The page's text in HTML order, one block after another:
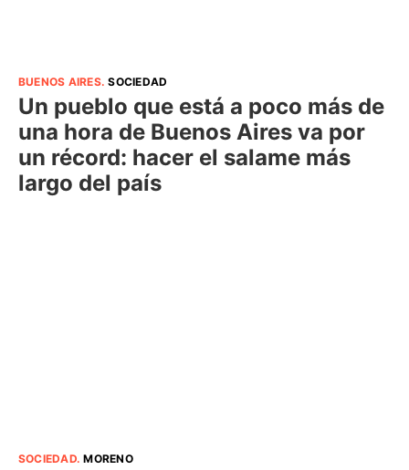
BUENOS AIRES.SOCIEDAD
Un pueblo que está a poco más de
una hora de Buenos Aires va por
un récord: hacer el salame más
largo del país
SOCIEDAD.MORENO